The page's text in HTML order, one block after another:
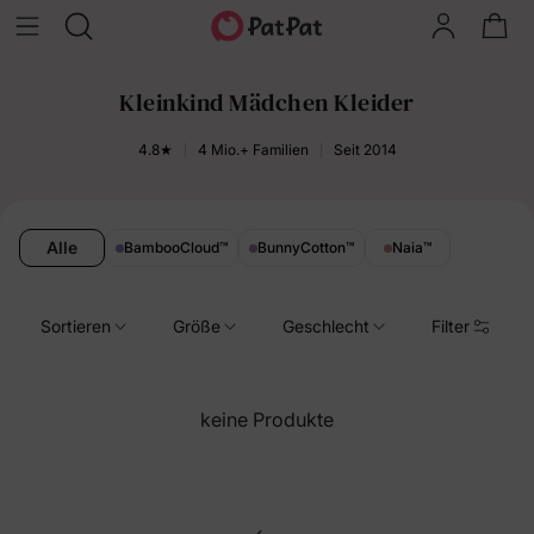
Kleinkind Mädchen Kleider
4.8★ 4 Mio.+ Familien Seit 2014
Alle BambooCloud™ BunnyCotton™ Naia™
Sortieren Größe Geschlecht Filter
keine Produkte